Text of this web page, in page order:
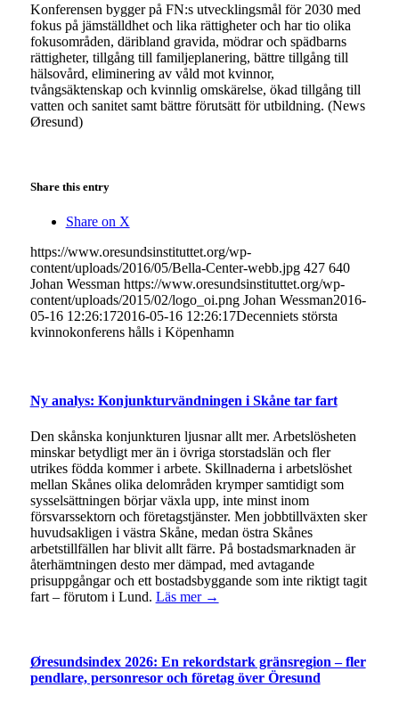
Konferensen bygger på FN:s utvecklingsmål för 2030 med
fokus på jämställdhet och lika rättigheter och har tio olika
fokusområden, däribland gravida, mödrar och spädbarns
rättigheter, tillgång till familjeplanering, bättre tillgång till
hälsovård, eliminering av våld mot kvinnor,
tvångsäktenskap och kvinnlig omskärelse, ökad tillgång till
vatten och sanitet samt bättre förutsätt för utbildning. (News
Øresund)
Share this entry
Share on X
https://www.oresundsinstituttet.org/wp-
content/uploads/2016/05/Bella-Center-webb.jpg 427 640
Johan Wessman https://www.oresundsinstituttet.org/wp-
content/uploads/2015/02/logo_oi.png Johan Wessman2016-
05-16 12:26:172016-05-16 12:26:17Decenniets största
kvinnokonferens hålls i Köpenhamn
Ny analys: Konjunkturvändningen i Skåne tar fart
Den skånska konjunkturen ljusnar allt mer. Arbetslösheten
minskar betydligt mer än i övriga storstadslän och fler
utrikes födda kommer i arbete. Skillnaderna i arbetslöshet
mellan Skånes olika delområden krymper samtidigt som
sysselsättningen börjar växla upp, inte minst inom
försvarssektorn och företagstjänster. Men jobbtillväxten sker
huvudsakligen i västra Skåne, medan östra Skånes
arbetstillfällen har blivit allt färre. På bostadsmarknaden är
återhämtningen desto mer dämpad, med avtagande
prisuppgångar och ett bostadsbyggande som inte riktigt tagit
fart – förutom i Lund. Läs mer →
Øresundsindex 2026: En rekordstark gränsregion – fler
pendlare, personresor och företag över Öresund